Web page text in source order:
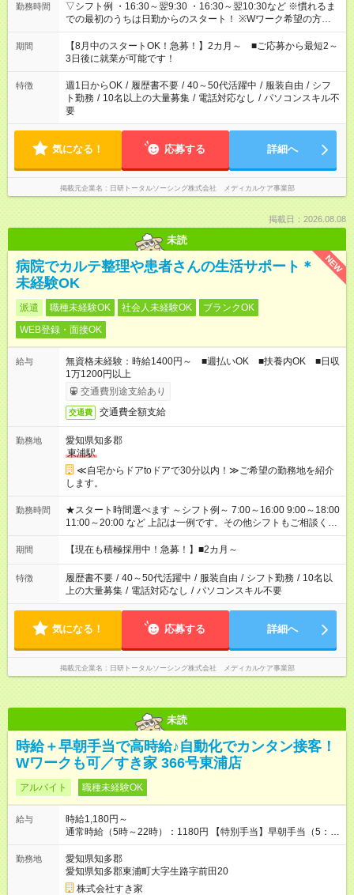
勤務時間
▽シフト例 ・16:30～翌9:30 ・16:30～翌10:30など ※慣れるま
での最初のうちは日勤からのスタート！ ※Wワーク希望の方へ
今ご覧のお仕事で希望する勤務時間と、もう1つのお仕事の勤務
時間。 合計で週40時間を超える場合は応募できません。
期間
【8月中のスタートOK！急募！】2カ月～ ■ご応募から最短2～
3日後に就業が可能です！
特徴 週1日からOK / 履歴書不要 / 40～50代活躍中 / 服装自由 / シフ
ト勤務 / 10名以上の大量募集 / 電話対応なし / パソコンスキル不
要
気になる！ 応募する 詳細へ
掲載元企業名 日研トータルソーシング株式会社 メディカルケア事業部
掲載日：2026.08.08
未読
NEW
病院でカルテ整理や患者さんの生活サポート＊
未経験OK
派遣 職種未経験OK 社会人未経験OK
ブランクOK
WEB登録・面接OK
給与
無資格未経験：時給1400円～ ■週払いOK ■扶養内OK ■日収
1万1200円以上
交通費別途支給あり
交通費 交通費全額支給
勤務地
愛知県知多郡
東浦駅
≪自宅からドアtoドアで30分以内！≫ご希望の勤務地を紹介
します。
勤務時間
★スタート時間選べます ～シフト例～ 7:00～16:00 9:00～18:00
11:00～20:00 など 上記は一例です。その他シフトもご相談くだ
さい。 ※Wワークの場合当社と合わせて法定労働時間が週40時
間を超えなければOK
期間 【現在も積極採用中！急募！】■2カ月～
特徴 履歴書不要 / 40～50代活躍中 / 服装自由 / シフト勤務 / 10名以
上の大量募集 / 電話対応なし / パソコンスキル不要
気になる！ 応募する 詳細へ
掲載元企業名 日研トータルソーシング株式会社 メディカルケア事業部
未読
時給＋早朝手当で高時給♪自動化でカンタン接客！
Wワークも可／すき家 366号東浦店
アルバイト 職種未経験OK
給与
時給1,180円～
通常時給（5時～22時）：1180円 【特別手当】早朝手当（5：
00-9：00）時給+150円 【試用期間】試用期間あり 試用期間の
長さ：1ヶ月 雇用形態、給与は本採用時と同じです。 試用期間
の実態は30日（※条件変更なし）ですが、切り上げで一ヶ月と
させていただきます。 研修制度あり：15時間(研修中も同時給）
勤務地
愛知県知多郡
愛知県知多郡東浦町大字生路字前田20
株式会社すき家